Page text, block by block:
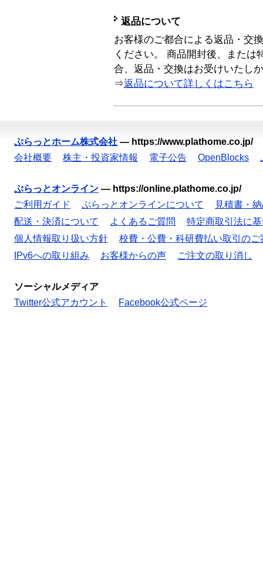
返品について
お客様のご都合による返品・交
ください。 商品開封後、または
合、返品・交換はお受けいたし
⇒返品について詳しくはこちら
ぷらっとホーム株式会社 — https://www.plathome.co.jp/
会社概要
株主・投資家情報 電子公告 OpenBlocks
ぷらっとオンライン — https://online.plathome.co.jp/
ご利用ガイド
ぷらっとオンラインについて
見積書・
配送・決済について
よくあるご質問
特定商取引法に
個人情報取り扱い方針
校費・公費・科研費払い取引のご
IPv6への取り組み
お客様からの声 ご注文の取り消し
ソーシャルメディア
Twitter公式アカウント
Facebook公式ページ